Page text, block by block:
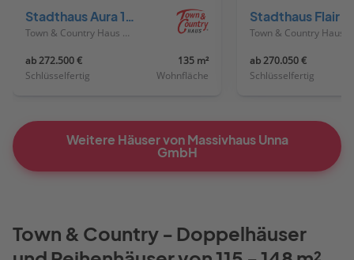
Stadthaus Aura 136
Town & Country Haus Deutschland
ab 272.500 €
Schlüsselfertig
135 m²
Wohnfläche
ab 270.050 €
Schlüsselfertig
Weitere Häuser von Massivhaus Unna
GmbH
Town & Country - Doppelhäuser